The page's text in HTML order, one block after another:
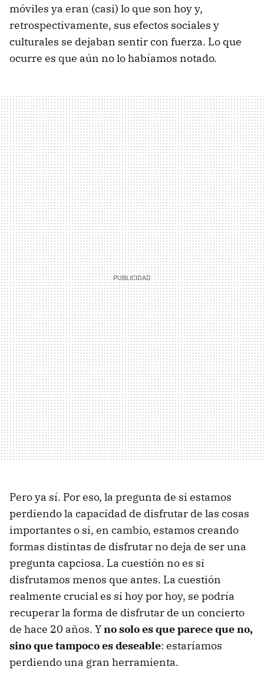
móviles ya eran (casi) lo que son hoy y,
retrospectivamente, sus efectos sociales y
culturales se dejaban sentir con fuerza. Lo que
ocurre es que aún no lo habíamos notado.
Pero ya sí. Por eso, la pregunta de si estamos
perdiendo la capacidad de disfrutar de las cosas
importantes o si, en cambio, estamos creando
formas distintas de disfrutar no deja de ser una
pregunta capciosa. La cuestión no es si
disfrutamos menos que antes. La cuestión
realmente crucial es si hoy por hoy, se podría
recuperar la forma de disfrutar de un concierto
de hace 20 años. Yno solo es que parece que no,
sino que tampoco es deseable: estaríamos
perdiendo una gran herramienta.